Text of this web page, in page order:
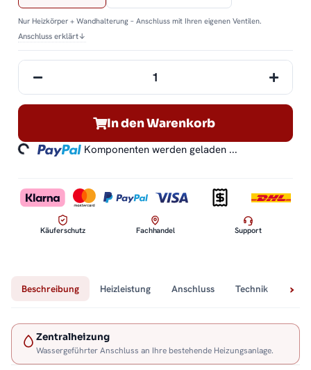
Nur Heizkörper + Wandhalterung – Anschluss mit Ihren eigenen Ventilen.
Anschluss erklärt↓
In den Warenkorb
Komponenten werden geladen ...
Käuferschutz Fachhandel Support
Beschreibung Heizleistung Anschluss Technik
Zentralheizung
Wassergeführter Anschluss an Ihre bestehende Heizungsanlage.